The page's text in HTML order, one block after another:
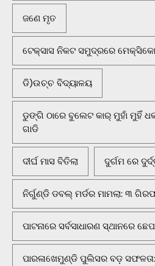
ଜଣେ ମୃତ
ଟେକ୍ସାସ ନିକଟ ସମୁଦ୍ରରେ ମେକ୍ସିକୋ
ଡି)ଉଚ୍ଚ ବିଦ୍ୟାଳୟ
ଡୁଙ୍ଗି ଠାରେ ବୁଲେଟ କାର୍ ମୁହାଁ ମୁହିଁ
ଗାଡି
ଦୀର୍ଘ ମାସ ବିତିଲା ଦୁର୍ଗମ ରେ
ନିର୍ଗୁଣ୍ଡି ଡବଲ୍ ମର୍ଡର ମାମଲା: ୩
ପାଟନାରେ ସର୍ବସାଧାରଣ ସ୍ଥାନରେ
ପାରଳାଖେମୁଣ୍ଡି ପୁଲିସର ବଡ଼